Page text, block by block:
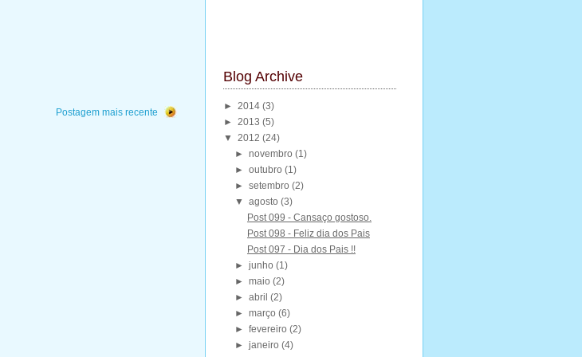
Postagem mais recente
Blog Archive
► 2014 (3)
► 2013 (5)
▼ 2012 (24)
►novembro (1)
►outubro (1)
►setembro (2)
▼ agosto (3)
Post 099 - Cansaço gostoso.
Post 098 - Feliz dia dos Pais
Post 097 - Dia dos Pais !!
►junho (1)
►maio (2)
►abril (2)
►março (6)
►fevereiro (2)
►janeiro (4)